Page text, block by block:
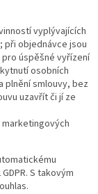
vyplývajících
při objednávce jsou
úspěšné vyřízení
osobních
plnění smlouvy, bez
uzavřít či jí ze
marketingových
S takovým